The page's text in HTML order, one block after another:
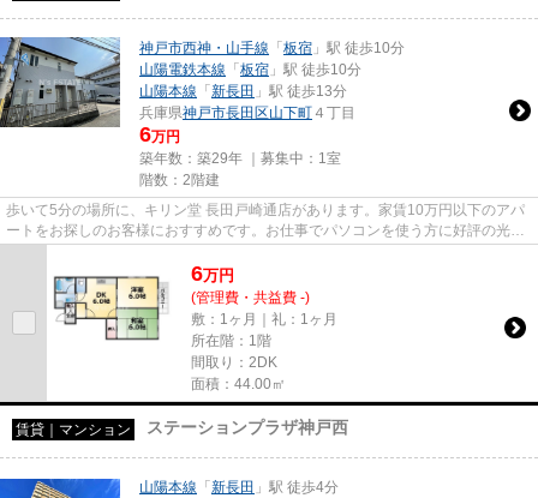
神戸市西神・山手線 「 板宿 」駅 徒歩10分
山陽電鉄本線 「 板宿 」駅 徒歩10分
山陽本線 「 新長田 」駅 徒歩13分
兵庫県神戸市長田区山下町 ４丁目
6万円
築年数：築29年 ｜募集中： 1室
階数：2階建
歩いて5分の場所に、キリン堂 長田戸崎通店があります。家賃10万円以下のアパ
ートをお探しのお客様におすすめです。お仕事でパソコンを使う方に好評の光回
6万円
(管理費・共益費 -)
敷：1ヶ月｜礼：1ヶ月
所在階：1階
間取り：2DK
面積：44.00㎡
賃貸｜マンション ステーションプラザ神戸西
山陽本線 「 新長田 」駅 徒歩4分